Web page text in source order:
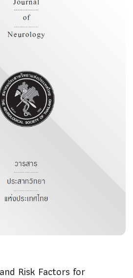
Risk Factors for